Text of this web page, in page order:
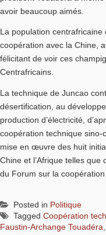
avoir beaucoup aimés.
La population
coopération avec la Chine,
félicitant de voir ces
Centrafricains.
La technique de Juncao
désertification, au
production d’électricité,
coopération technique sino-
mise en œuvre des huit
Chine et l’Afrique telles
du Forum sur la
Posted in Politique
Tagged Coopération
Faustin-Archange Touadéra,